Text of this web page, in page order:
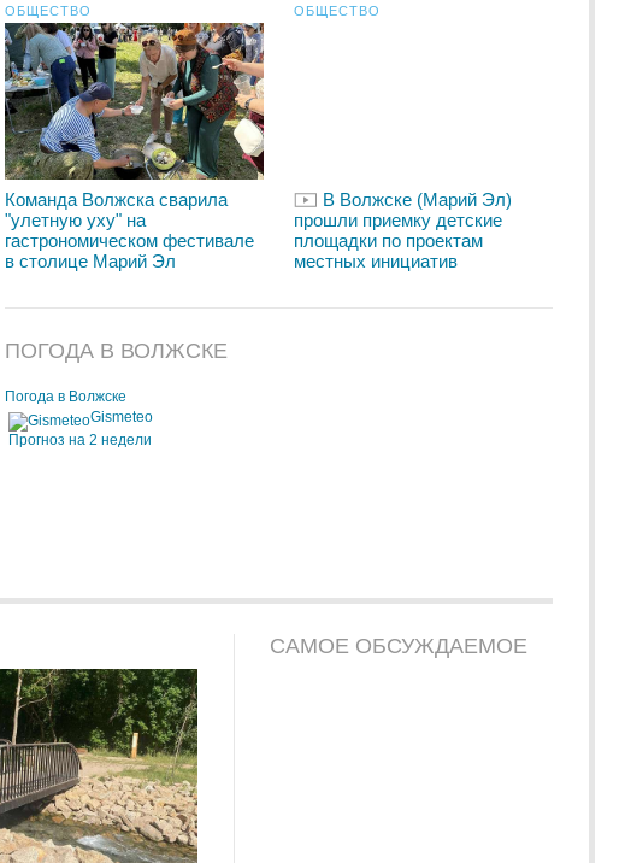
ОБЩЕСТВО
Команда Волжска сварила
"улетную уху" на
гастрономическом фестивале
в столице Марий Эл
ОБЩЕСТВО
В Волжске (Марий Эл)
прошли приемку детские
площадки по проектам
местных инициатив
ПОГОДА В ВОЛЖСКЕ
Погода в Волжске
Gismeteo
Прогноз на 2 недели
САМОЕ ОБСУЖДАЕМОЕ